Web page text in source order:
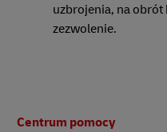
uzbrojenia, na
zezwolenie.
Centrum pomocy